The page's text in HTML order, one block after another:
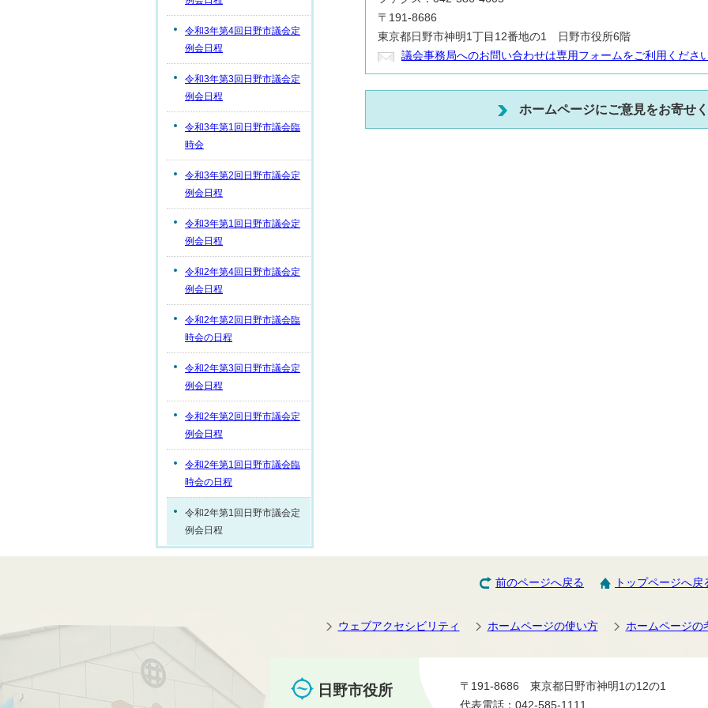
〒191-8686
東京都日野市神明1丁目12番地の1 日野市役所6階
議会事務局へのお問い合わせは専用フォームをご利用ください
ホームページにご意見をお寄せ
令和3年第4回日野市議会定
例会日程
令和3年第3回日野市議会定
例会日程
令和3年第1回日野市議会臨
時会
令和3年第2回日野市議会定
例会日程
令和3年第1回日野市議会定
例会日程
令和2年第4回日野市議会定
例会日程
令和2年第2回日野市議会臨
時会の日程
令和2年第3回日野市議会定
例会日程
令和2年第2回日野市議会定
例会日程
令和2年第1回日野市議会臨
時会の日程
令和2年第1回日野市議会定
例会日程
前のページへ戻る トップページへ戻
ウェブアクセシビリティ ホームページの使い方 ホームページの
日野市役所
〒191-8686 東京都日野市神明1の12の1
代表電話：042-585-1111